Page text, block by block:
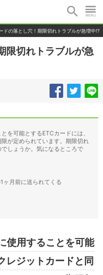
ドの落とし穴！期限切れトラブルが急増中!?
限切れトラブルが急
を可能とするETCカードには、
が定められています。期限切れ
しょうか。気になるところで
ヶ月前に送られてくる
使用することを可能
レジットカードと同